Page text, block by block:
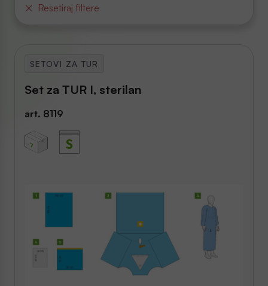
Resetiraj filtere
SETOVI ZA TUR
Set za TUR I, sterilan
art. 8119
7